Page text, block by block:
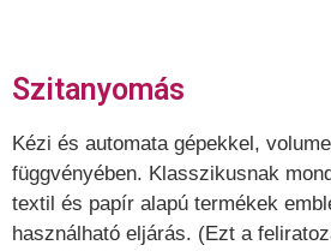
Szitanyomás
Kézi és automata gépekkel,
függvényében. Klasszikusnak
textil és papír alapú termékek
használható eljárás. (Ezt a